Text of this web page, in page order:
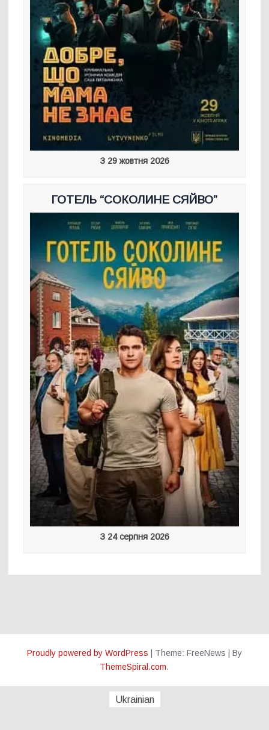
З 29 жовтня 2026
ГОТЕЛЬ “СОКОЛИНЕ СЯЙВО”
З 24 серпня 2026
Proudly powered by WordPress Theme: FreeNews
By
ThemeSpiral.com.
Ukrainian